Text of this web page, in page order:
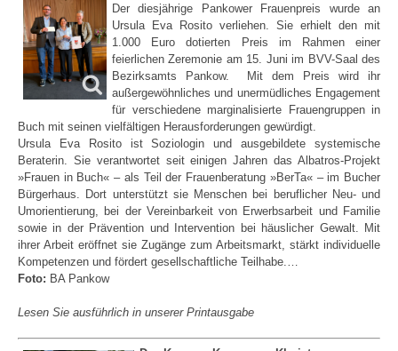
Der diesjährige Pankower Frauenpreis wurde an
Ursula Eva Rosito verliehen. Sie erhielt den mit
1.000 Euro dotierten Preis im Rahmen einer
feierlichen Zeremonie am 15. Juni im BVV-Saal des
Bezirksamts Pankow. Mit dem Preis wird ihr
außergewöhnliches und unermüdliches Engagement
für verschiedene marginalisierte Frauengruppen in
Buch mit seinen vielfältigen Herausforderungen gewürdigt.
Ursula Eva Rosito ist Soziologin und ausgebildete systemische
Beraterin. Sie verantwortet seit einigen Jahren das Albatros-Projekt
»Frauen in Buch« – als Teil der Frauenberatung »BerTa« – im Bucher
Bürgerhaus. Dort unterstützt sie Menschen bei beruflicher Neu- und
Umorientierung, bei der Vereinbarkeit von Erwerbsarbeit und Familie
sowie in der Prävention und Intervention bei häuslicher Gewalt. Mit
ihrer Arbeit eröffnet sie Zugänge zum Arbeitsmarkt, stärkt individuelle
Kompetenzen und fördert gesellschaftliche Teilhabe.…
Foto: BA Pankow
Lesen Sie ausführlich in unserer Printausgabe